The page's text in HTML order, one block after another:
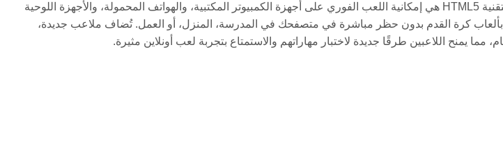
واحدة من أكبر مزايا ألعاب كرة القدم بتقنية HTML5 هي إمكانية اللعب الفوري على أجهزة الكمبيوتر المكتبية، والهواتف المحمولة، والأجهزة اللوحية
بألعاب كرة القدم بدون حظر مباشرة في متصفحك في المدرسة، المنزل، أو العمل. تُضاف ملاعب جديدة،
مما يمنح اللاعبين طرقًا جديدة لاختبار مهاراتهم والاستمتاع بتجربة لعب أونلاين مثيرة.